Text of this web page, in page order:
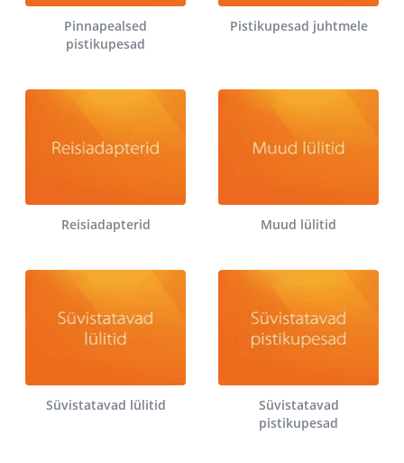
Pinnapealsed
pistikupesad
Pistikupesad juhtmele
Reisiadapterid Muud lülitid
Süvistatavad lülitid
Süvistatavad
pistikupesad